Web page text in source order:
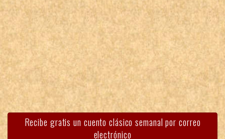
Recibe gratis un cuento clásico semanal por correo
electrónico